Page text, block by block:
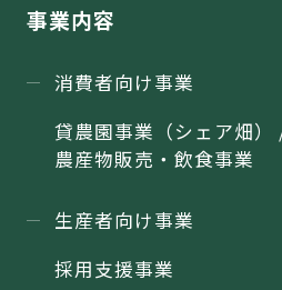
事業内容
消費者向け事業
貸農園事業（シェア畑
農産物販売・飲食事業
生産者向け事業
採用支援事業